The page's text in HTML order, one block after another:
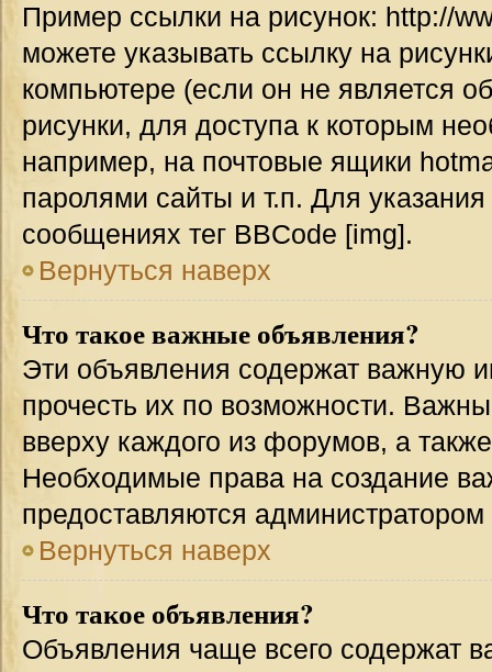
Пример ссылки на рисунок: http://
можете указывать ссылку на
компьютере (если он не является
рисунки, для доступа к которым
например, на почтовые ящики
паролями сайты и т.п. Для
сообщениях тег BBCode [img].
Вернуться наверх
Что такое важные объявления?
Эти объявления содержат
прочесть их по возможности.
вверху каждого из форумов, а
Необходимые права на создание
предоставляются
Вернуться наверх
Что такое объявления?
Объявления чаще всего